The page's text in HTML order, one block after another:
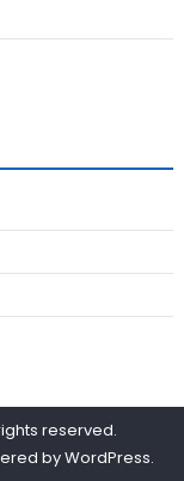
reserved.
byWordPress.